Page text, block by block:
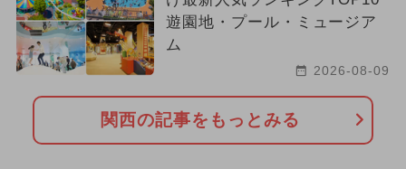
遊園地・プール・ミュージア
ム
2026-08-09
関西の記事をもっとみる